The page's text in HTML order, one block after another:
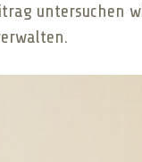
untersuchen